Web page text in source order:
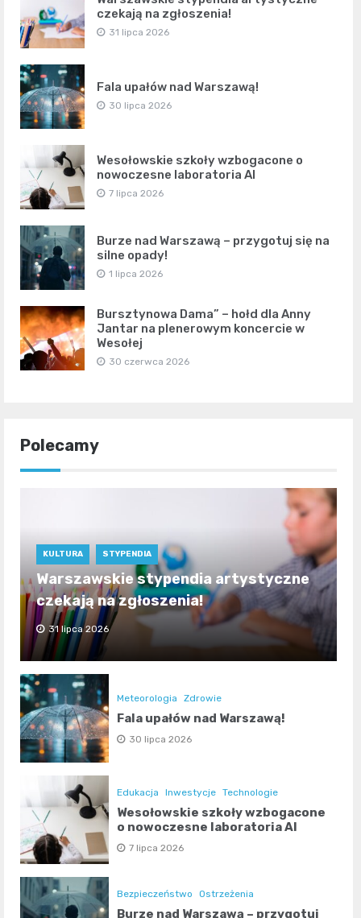
czekają na zgłoszenia!
31 lipca 2026
Fala upałów nad Warszawą!
30 lipca 2026
Wesołowskie szkoły wzbogacone o
nowoczesne laboratoria AI
7 lipca 2026
Burze nad Warszawą – przygotuj się na
silne opady!
1 lipca 2026
Bursztynowa Dama” – hołd dla Anny
Jantar na plenerowym koncercie w
Wesołej
30 czerwca 2026
Polecamy
KULTURA STYPENDIA
Warszawskie stypendia artystyczne
czekają na zgłoszenia!
31 lipca 2026
Meteorologia Zdrowie
Fala upałów nad Warszawą!
30 lipca 2026
Edukacja Inwestycje Technologie
Wesołowskie szkoły wzbogacone
o nowoczesne laboratoria AI
7 lipca 2026
Bezpieczeństwo Ostrzeżenia
Burze nad Warszawą – przygotuj